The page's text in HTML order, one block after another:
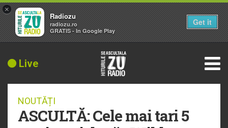
Live
NOUTĂȚI
ASCULTĂ: Cele mai tari 5
×
Radiozu
radiozu.ro
GRATIS - In Google Play
Get it